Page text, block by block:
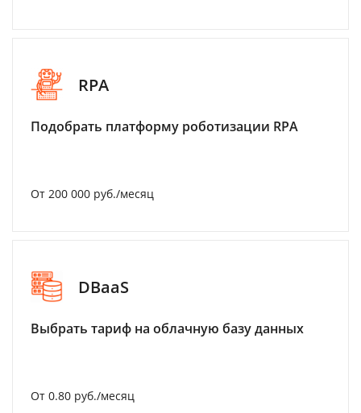
RPA
Подобрать платформу роботизации RPA
От 200 000 руб./месяц
DBaaS
Выбрать тариф на облачную базу данных
От 0.80 руб./месяц